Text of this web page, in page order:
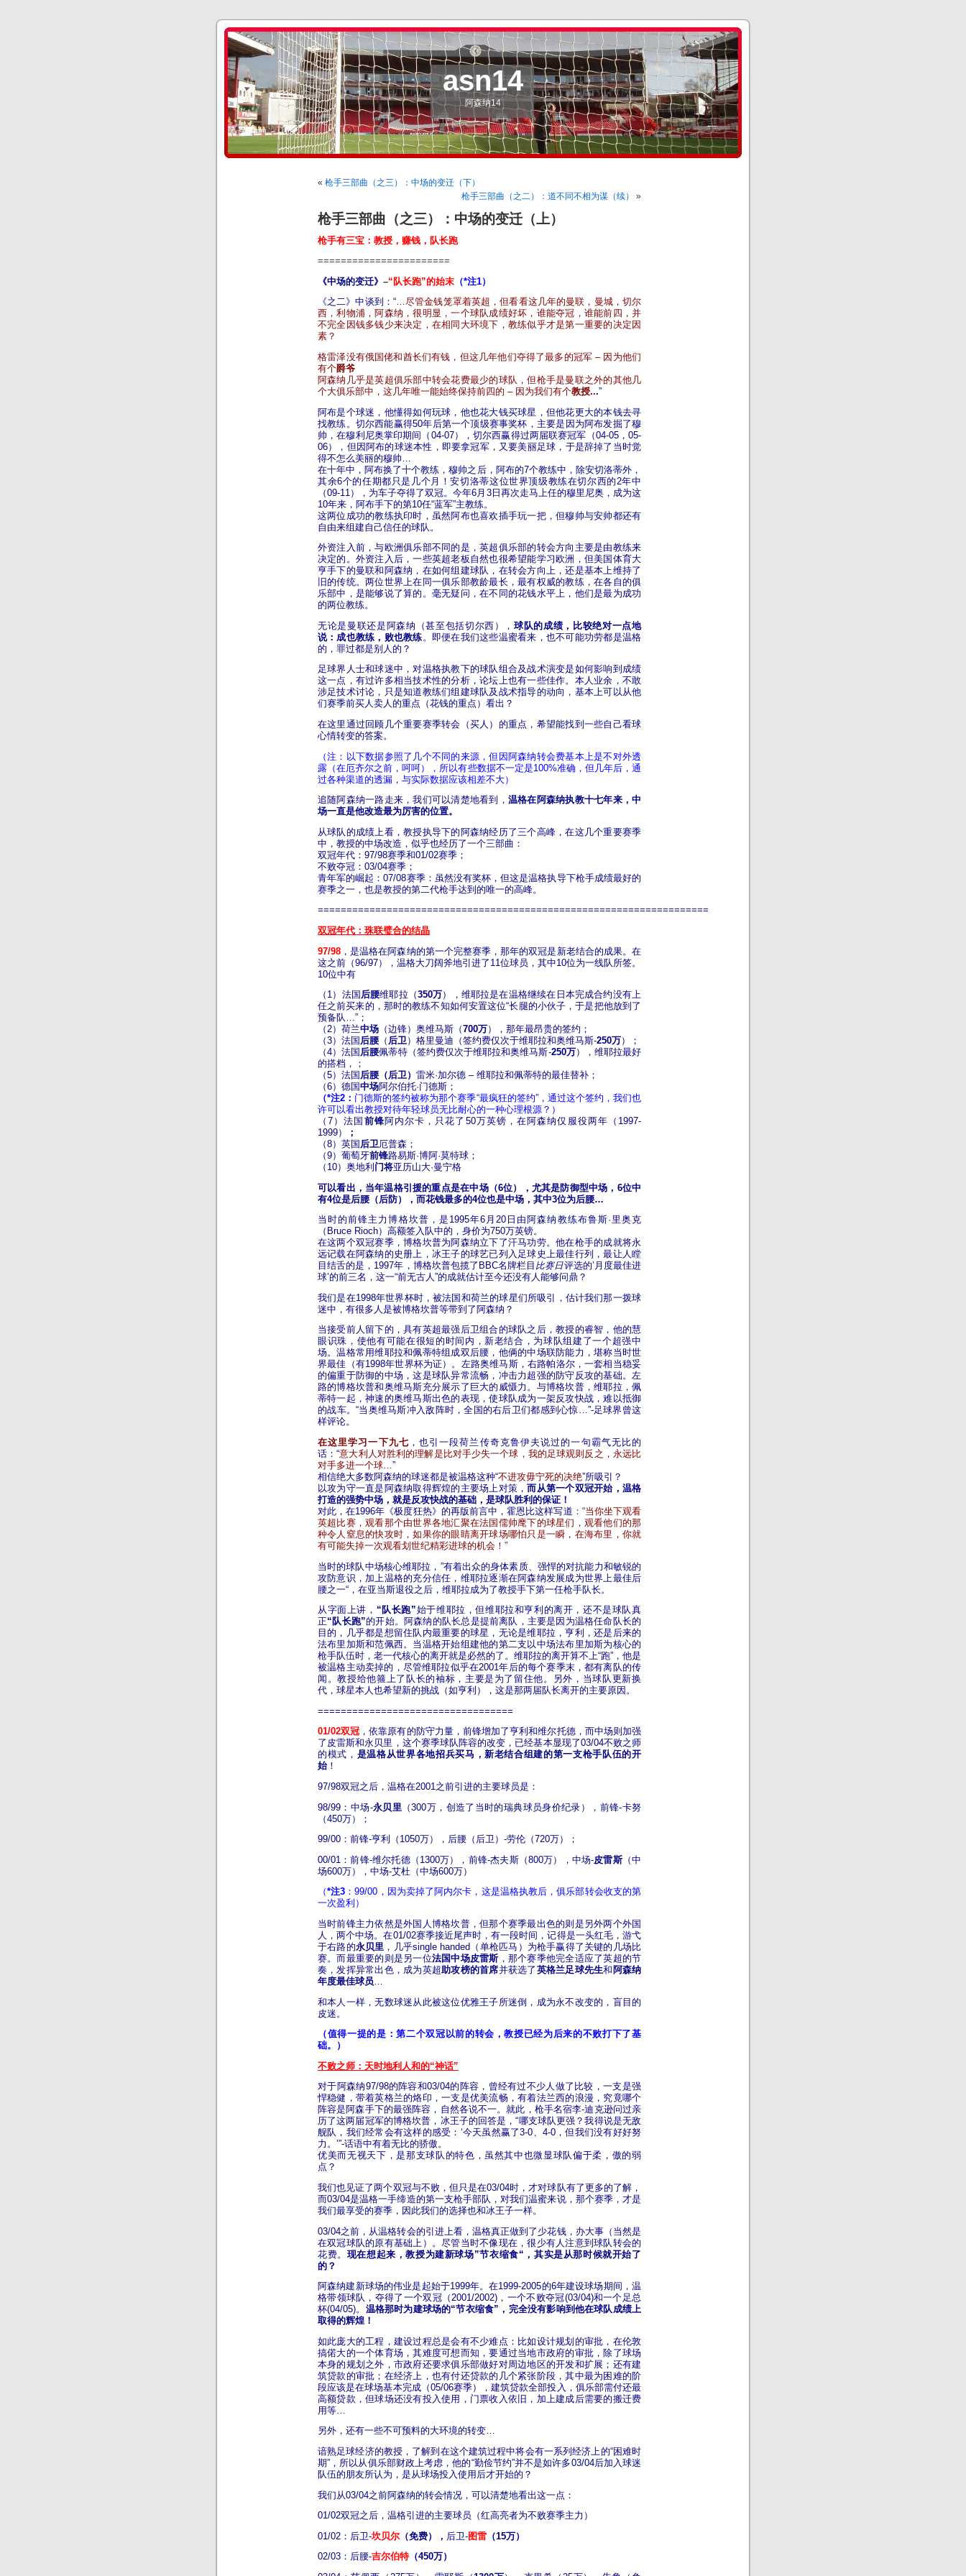
asn14
阿森纳14
« 枪手三部曲（之三）：中场的变迁（下）
枪手三部曲（之二）：道不同不相为谋（续）
»
枪手三部曲（之三）：中场的变迁（上）
枪手有三宝：教授，赚钱，队长跑
=======================
《中场的变迁》 –“队长跑”的始末 （*注1）
《之二》中谈到：“…尽管金钱笼罩着英超，但看看这几年的曼联，曼城，切尔
西，利物浦，阿森纳，很明显，一个球队成绩好坏，谁能夺冠，谁能前四，并
不完全因钱多钱少来决定，在相同大环境下，教练似乎才是第一重要的决定因
素？
格雷泽没有俄国佬和酋长们有钱，但这几年他们夺得了最多的冠军 – 因为他们
有个爵爷
阿森纳几乎是英超俱乐部中转会花费最少的球队，但枪手是曼联之外的其他几
个大俱乐部中，这几年唯一能始终保持前四的 – 因为我们有个教授...”
阿布是个球迷，他懂得如何玩球，他也花大钱买球星，但他花更大的本钱去寻
找教练。切尔西能赢得50年后第一个顶级赛事奖杯，主要是因为阿布发掘了穆
帅，在穆利尼奥掌印期间（04-07），切尔西赢得过两届联赛冠军（04-05，05-
06），但因阿布的球迷本性，即要拿冠军，又要美丽足球，于是辞掉了当时觉
得不怎么美丽的穆帅…
在十年中，阿布换了十个教练，穆帅之后，阿布的7个教练中，除安切洛蒂外，
其余6个的任期都只是几个月！安切洛蒂这位世界顶级教练在切尔西的2年中
（09-11），为车子夺得了双冠。今年6月3日再次走马上任的穆里尼奥，成为这
10年来，阿布手下的第10任“蓝军”主教练。
这两位成功的教练执印时，虽然阿布也喜欢插手玩一把，但穆帅与安帅都还有
自由来组建自己信任的球队。
外资注入前，与欧洲俱乐部不同的是，英超俱乐部的转会方向主要是由教练来
决定的。外资注入后，一些英超老板自然也很希望能学习欧洲，但美国体育大
亨手下的曼联和阿森纳，在如何组建球队，在转会方向上，还是基本上维持了
旧的传统。两位世界上在同一俱乐部教龄最长，最有权威的教练，在各自的俱
乐部中，是能够说了算的。毫无疑问，在不同的花钱水平上，他们是最为成功
的两位教练。
无论是曼联还是阿森纳（甚至包括切尔西），球队的成绩，比较绝对一点地
说：成也教练，败也教练 。即便在我们这些温蜜看来，也不可能功劳都是温格
的，罪过都是别人的？
足球界人士和球迷中，对温格执教下的球队组合及战术演变是如何影响到成绩
这一点，有过许多相当技术性的分析，论坛上也有一些佳作。本人业余，不敢
涉足技术讨论，只是知道教练们组建球队及战术指导的动向，基本上可以从他
们赛季前买人卖人的重点（花钱的重点）看出？
在这里通过回顾几个重要赛季转会（买人）的重点，希望能找到一些自己看球
心情转变的答案。
（注：以下数据参照了几个不同的来源，但因阿森纳转会费基本上是不对外透
露（在厄齐尔之前，呵呵），所以有些数据不一定是100%准确，但几年后，通
过各种渠道的透漏，与实际数据应该相差不大）
追随阿森纳一路走来，我们可以清楚地看到， 温格在阿森纳执教十七年来，中
场一直是他改造最为厉害的位置。
从球队的成绩上看，教授执导下的阿森纳经历了三个高峰，在这几个重要赛季
中，教授的中场改造，似乎也经历了一个三部曲：
双冠年代：97/98赛季和01/02赛季；
不败夺冠：03/04赛季；
青年军的崛起：07/08赛季：虽然没有奖杯，但这是温格执导下枪手成绩最好的
赛季之一，也是教授的第二代枪手达到的唯一的高峰。
====================================================================
双冠年代：珠联璧合的结晶
97/98 ，是温格在阿森纳的第一个完整赛季，那年的双冠是新老结合的成果。在
这之前（96/97），温格大刀阔斧地引进了11位球员，其中10位为一线队所签。
10位中有
（1）法国 后腰维耶拉（350万），维耶拉是在温格继续在日本完成合约没有上
任之前买来的，那时的教练不知如何安置这位“长腿的小伙子，于是把他放到了
预备队…”；
（2）荷兰中场 （边锋）奥维马斯（700万），那年最昂贵的签约；
（3）法国 后腰 （ 后卫）格里曼迪（签约费仅次于维耶拉和奥维马斯-250万）；
（4）法国 后腰佩蒂特（签约费仅次于维耶拉和奥维马斯-250万），维耶拉最好
的搭档，；
（5）法国 后腰（后卫） 雷米·加尔德 – 维耶拉和佩蒂特的最佳替补；
（6）德国中场阿尔伯托·门德斯；
（*注2： 门德斯的签约被称为那个赛季“最疯狂的签约”，通过这个签约，我们也
许可以看出教授对待年轻球员无比耐心的一种心理根源？）
（7）法国 前锋 阿内尔卡，只花了50万英镑，在阿森纳仅服役两年（1997-
1999）
；
（8）英国 后卫厄普森；
（9）葡萄牙前锋路易斯·博阿·莫特球；
（10）奥地利 门将亚历山大·曼宁格
可以看出，当年温格引援的重点是在中场（6位），尤其是防御型中场，6位中
有4位是后腰（后防），而花钱最多的4位也是中场，其中3位为后腰…
当时的前锋主力博格坎普，是 1995年6月20日 由阿森纳教练布鲁斯·里奥克
（Bruce Rioch）高额签入队中的，身价为750万英镑。
在这两个双冠赛季，博格坎普为阿森纳立下了汗马功劳。他在枪手的成就将永
远记载在阿森纳的史册上，冰王子的球艺已列入足球史上最佳行列，最让人瞠
目结舌的是，1997年，博格坎普包揽了 BBC名牌栏目 比赛日评选的’月度最佳进
球’的前三名，这一“前无古人”的成就估计至今还没有人能够问鼎？
我们是在1998年世界杯时，被法国和荷兰的球星们所吸引，估计我们那一拨球
迷中，有很多人是被博格坎普等带到了阿森纳？
当接受前人留下的，具有英超最强后卫组合的球队之后，教授的睿智，他的慧
眼识珠，使他有可能在很短的时间内，新老结合，为球队组建了一个超强中
场。温格常用维耶拉和佩蒂特组成双后腰，他俩的中场联防能力，堪称当时世
界最佳（有1998年世界杯为证）。左路奥维马斯，右路帕洛尔，一套相当稳妥
的偏重于防御的中场，这是球队异常流畅，冲击力超强的防守反攻的基础。左
路的博格坎普和奥维马斯充分展示了巨大的威慑力。与博格坎普，维耶拉，佩
蒂特一起，神速的奥维马斯出色的表现，使球队成为一架反攻快战，难以抵御
的战车。“当奥维马斯冲入敌阵时，全国的右后卫们都感到心惊…”-足球界曾这
样评论。
在这里学习一下九七 ，也引一段荷兰传奇克鲁伊夫说过的一句霸气无比的
话：“意大利人对胜利的理解是比对手少失一个球，我的足球观则反之，永远比
对手多进一个球…”
相信绝大多数阿森纳的球迷都是被温格这种“不进攻毋宁死的决绝”所吸引？
以攻为守一直是阿森纳取得辉煌的主要场上对策， 而从第一个双冠开始，温格
打造的强势中场，就是反攻快战的基础，是球队胜利的保证！
对此，在1996年《极度狂热》的再版前言中，霍恩比这样写道 ：“当你坐下观看
英超比赛，观看那个由世界各地汇聚在法国儒帅麾下的球星们，观看他们的那
种令人窒息的快攻时，如果你的眼睛离开球场哪怕只是一瞬，在海布里，你就
有可能失掉一次观看划世纪精彩进球的机会！ ”
当时的球队中场核心维耶拉，”有着出众的身体素质、强悍的对抗能力和敏锐的
攻防意识，加上温格的充分信任，维耶拉逐渐在阿森纳发展成为世界上最佳后
腰之一“，在亚当斯退役之后，维耶拉成为了教授手下第一任枪手队长。
从字面上讲， “队长跑”始于维耶拉，但维耶拉和亨利的离开，还不是球队真
正“队长跑”的开始。阿森纳的队长总是提前离队，主要是因为温格任命队长的
目的，几乎都是想留住队内最重要的球星，无论是维耶拉，亨利，还是后来的
法布里加斯和范佩西。当温格开始组建他的第二支以中场法布里加斯为核心的
枪手队伍时，老一代核心的离开就是必然的了。维耶拉的离开算不上“跑”，他是
被温格主动卖掉的，尽管维耶拉似乎在2001年后的每个赛季末，都有离队的传
闻。教授给他箍上了队长的袖标，主要是为了留住他。另外，当球队更新换
代，球星本人也希望新的挑战（如亨利），这是那两届队长离开的主要原因。
==================================
01/02双冠 ，依靠原有的防守力量，前锋增加了亨利和维尔托德，而中场则加强
了皮雷斯和永贝里，这个赛季球队阵容的改变，已经基本显现了03/04不败之师
的模式， 是温格从世界各地招兵买马，新老结合组建的第一支枪手队伍的开
始 ！
97/98双冠之后，温格在2001之前引进的主要球员是：
98/99：中场-永贝里 （300万，创造了当时的瑞典球员身价纪录），前锋-卡努
（450万）；
99/00：前锋-亨利（1050万），后腰（后卫）-劳伦（720万）；
00/01：前锋-维尔托德（1300万），前锋-杰夫斯（800万），中场-皮雷斯（中
场600万），中场-艾杜（中场600万）
（*注3 ：99/00，因为卖掉了阿内尔卡，这是温格执教后，俱乐部转会收支的第
一次盈利）
当时前锋主力依然是外国人博格坎普，但那个赛季最出色的则是另外两个外国
人，两个中场。在01/02赛季接近尾声时，有一段时间，记得是一头红毛，游弋
于右路的永贝里 ，几乎single handed（单枪匹马）为枪手赢得了关键的几场比
赛。而最重要的则是另一位法国中场皮雷斯，那个赛季他完全适应了英超的节
奏，发挥异常出色，成为英超助攻榜的首席并获选了 英格兰足球先生和 阿森纳
年度最佳球员…
和本人一样，无数球迷从此被这位优雅王子所迷倒，成为永不改变的，盲目的
皮迷。
（值得一提的是：第二个双冠以前的转会，教授已经为后来的不败打下了基
础。）
不败之师：天时地利人和的“神话”
对于阿森纳97/98的阵容和03/04的阵容，曾经有过不少人做了比较，一支是强
悍稳健，带着英格兰的烙印，一支是优美流畅，有着法兰西的浪漫，究竟哪个
阵容是阿森手下的最强阵容，自然各说不一。就此，枪手名宿李-迪克逊问过亲
历了这两届冠军的博格坎普，冰王子的回答是，“哪支球队更强？我得说是无敌
舰队，我们经常会有这样的感受：‘今天虽然赢了3-0、4-0，但我们没有好好努
力。’”-话语中有着无比的骄傲。
优美而无视天下，是那支球队的特色，虽然其中也微显球队偏于柔，傲的弱
点？
我们也见证了两个双冠与不败，但只是在03/04时，才对球队有了更多的了解，
而03/04是温格一手缔造的第一支枪手部队，对我们温蜜来说，那个赛季，才是
我们最享受的赛季，因此我们的选择也和冰王子一样。
03/04之前，从温格转会的引进上看，温格真正做到了少花钱，办大事（当然是
在双冠球队的原有基础上）。尽管当时不像现在，很少有人注意到球队转会的
花费。 现在想起来，教授为建新球场”节衣缩食“，其实是从那时候就开始了
的？
阿森纳建新球场的伟业是起始于1999年。在1999-2005的6年建设球场期间，温
格带领球队，夺得了一个双冠（2001/2002)，一个不败夺冠(03/04)和一个足总
杯(04/05)。 温格那时为建球场的“节衣缩食”，完全没有影响到他在球队成绩上
取得的辉煌！
如此庞大的工程，建设过程总是会有不少难点：比如设计规划的审批，在伦敦
搞偌大的一个体育场，其难度可想而知，要通过当地市政府的审批，除了球场
本身的规划之外，市政府还要求俱乐部做好对周边地区的开发和扩展；还有建
筑贷款的审批；在经济上，也有付还贷款的几个紧张阶段，其中最为困难的阶
段应该是在球场基本完成（05/06赛季），建筑贷款全部投入，俱乐部需付还最
高额贷款，但球场还没有投入使用，门票收入依旧，加上建成后需要的搬迁费
用等…
另外，还有一些不可预料的大环境的转变…
谙熟足球经济的教授，了解到在这个建筑过程中将会有一系列经济上的“困难时
期”，所以从俱乐部财政上考虑，他的“勤俭节约”并不是如许多03/04后加入球迷
队伍的朋友所认为，是从球场投入使用后才开始的？
我们从03/04之前阿森纳的转会情况，可以清楚地看出这一点：
01/02双冠之后，温格引进的主要球员（红高亮者为不败赛季主力）
01/02：后卫-坎贝尔 （免费）， 后卫-图雷 （15万）
02/03：后腰-吉尔伯特 （450万）